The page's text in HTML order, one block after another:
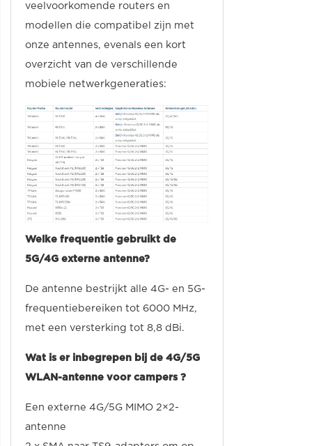
veelvoorkomende routers en
modellen die compatibel zijn met
onze antennes, evenals een kort
overzicht van de verschillende
mobiele netwerkgeneraties:
Welke frequentie gebruikt de
5G/4G externe antenne?
De antenne bestrijkt alle 4G- en 5G-
frequentiebereiken tot 6000 MHz,
met een versterking tot 8,8 dBi.
Wat is er inbegrepen bij de 4G/5G
WLAN-antenne voor campers ?
Een externe 4G/5G MIMO 2×2-
antenne